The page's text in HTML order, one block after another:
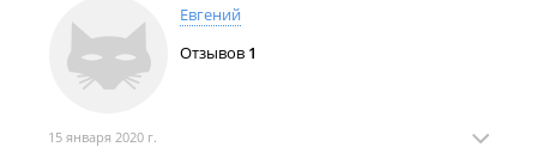
Евгений
Отзывов 1
15 января 2020 г.